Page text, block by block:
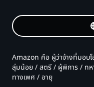
Amazon คือ ผู้ว่าจ้างที่มอบ
ลุ่มน้อย / สตรี / ผู้พิการ / ท
ทางเพศ / อายุ